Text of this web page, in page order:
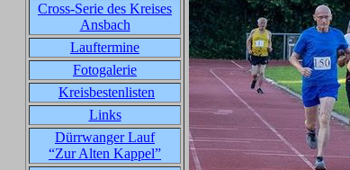
Cross-Serie des Kreises
Ansbach
Lauftermine
Fotogalerie
Kreisbestenlisten
Links
Dürrwanger Lauf
“Zur Alten Kappel”